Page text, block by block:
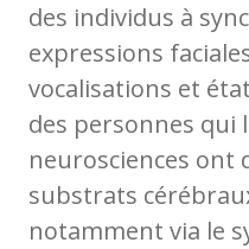
des individus à
expressions
vocalisations et
des personnes qui
neurosciences ont
substrats
notamment via le